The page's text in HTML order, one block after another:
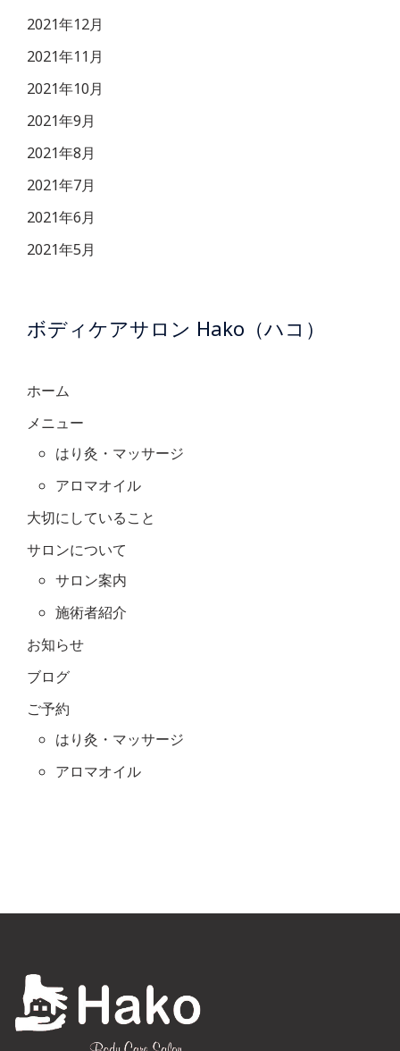
2021年12月
2021年11月
2021年10月
2021年9月
2021年8月
2021年7月
2021年6月
2021年5月
ボディケアサロン Hako（ハコ）
ホーム
メニュー
はり灸・マッサージ
アロマオイル
大切にしていること
サロンについて
サロン案内
施術者紹介
お知らせ
ブログ
ご予約
はり灸・マッサージ
アロマオイル